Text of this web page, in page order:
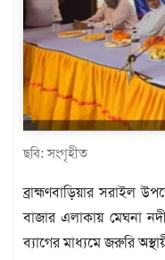
দক্ষিণ
আমেরিকা
ওশেনিয়া
এন্টারটিকা
বিনোদন
ভিডিও
অন্যান্য
তথ্য
প্রযুক্তি
ছবি: সংগৃহীত
ব্রাহ্মণবাড়িয়ার সরাইল
বাজার এলাকায় মেঘনা
ব্যাগের মাধ্যমে জরুরি